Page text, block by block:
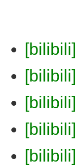
[bilibili]
[bilibili]
[bilibili]
[bilibili]
[bilibili]